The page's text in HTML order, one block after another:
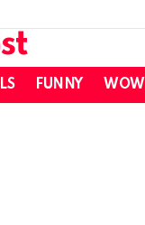
FUNNY WOW